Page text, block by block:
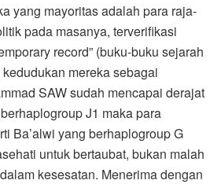
yang mayoritas adalah para raja-
pada masanya, terverifikasi
record” (buku-buku sejarah
mereka sebagai
SAW sudah mencapai derajat
J1 maka para
Ba’alwi yang berhaplogroup G
untuk bertaubat, bukan malah
kesesatan. Menerima dengan